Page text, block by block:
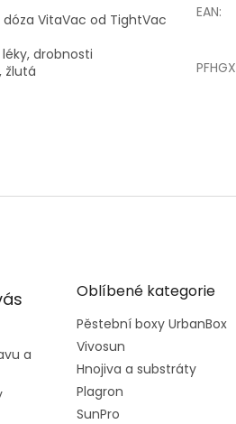
VitaVac od TightVac
drobnosti
žlutá
EAN:
PFHGX
a
Oblíbené kategorie
Pěstební boxy UrbanBox
Vivosun
Hnojiva a substráty
Plagron
SunPro